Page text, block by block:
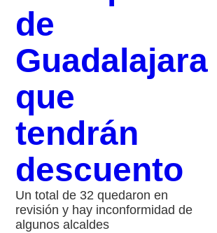
de
Guadalajara
que
tendrán
descuento
Un total de 32 quedaron en
revisión y hay inconformidad de
algunos alcaldes